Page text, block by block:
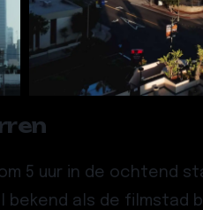
5 uur in de ochtend
bekend als de